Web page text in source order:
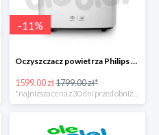
-11%
Oczyszczacz powietrza Philips AC2729/50 Combi 2w1
1599.00 zł1799.00 zł*